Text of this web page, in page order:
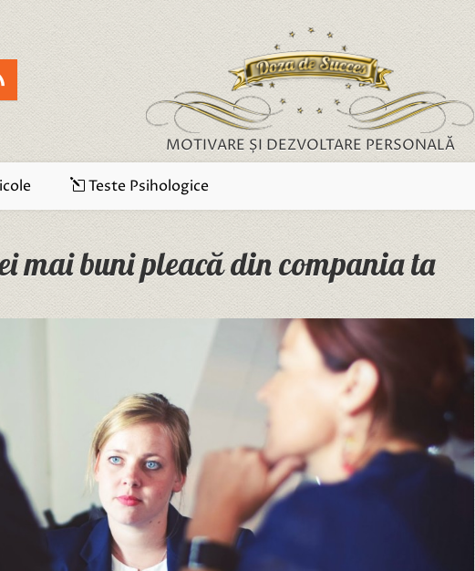
MOTIVARE ȘI DEZVOLTARE PERSONALĂ
Teste Psihologice
mai buni pleacă din compania ta